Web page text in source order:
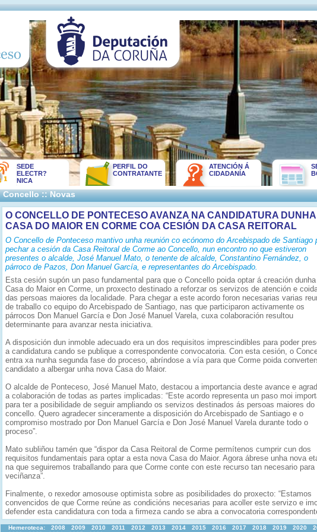
SEDE
ELECTR?
NICA
PERFIL DO
CONTRATANTE
ATENCIÓN Á
CIDADANÍA
Concello :: Novas
O CONCELLO DE PONTECESO AVANZA NA CANDIDATURA DUNHA
CASA DO MAIOR EN CORME COA CESIÓN DA CASA REITORAL
O Concello de Ponteceso mantivo unha reunión co ecónomo do Arcebispado de Santiago
pechar a cesión da Casa Reitoral de Corme ao Concello, nun encontro no que estiveron
presentes o alcalde, José Manuel Mato, o tenente de alcalde, Constantino Fernández, o
párroco de Pazos, Don Manuel García, e representantes do Arcebispado.
Esta cesión supón un paso fundamental para que o Concello poida optar á creación
Casa do Maior en Corme, un proxecto destinado a reforzar os servizos de atención e
das persoas maiores da localidade. Para chegar a este acordo foron necesarias varias
de traballo co equipo do Arcebispado de Santiago, nas que participaron activamente os
párrocos Don Manuel García e Don José Manuel Varela, cuxa colaboración resultou
determinante para avanzar nesta iniciativa.
A disposición dun inmoble adecuado era un dos requisitos imprescindibles para poder
a candidatura cando se publique a correspondente convocatoria. Con esta cesión, o
entra xa nunha segunda fase do proceso, abríndose a vía para que Corme poida
candidato a albergar unha nova Casa do Maior.
O alcalde de Ponteceso, José Manuel Mato, destacou a importancia deste avance e
a colaboración de todas as partes implicadas: “Este acordo representa un paso moi
para ter a posibilidade de seguir ampliando os servizos destinados ás persoas maiores do
concello. Quero agradecer sinceramente a disposición do Arcebispado de Santiago e o
compromiso mostrado por Don Manuel García e Don José Manuel Varela durante todo o
proceso”.
Mato subliñou tamén que “dispor da Casa Reitoral de Corme permítenos cumprir cun dos
requisitos fundamentais para optar a esta nova Casa do Maior. Agora ábrese unha nova
na que seguiremos traballando para que Corme conte con este recurso tan necesario para
veciñanza”.
Finalmente, o rexedor amosouse optimista sobre as posibilidades do proxecto: “Estamos
convencidos de que Corme reúne as condicións necesarias para acoller este servizo e
defender esta candidatura con toda a firmeza cando se abra a convocatoria
Hemeroteca: 2008 2009 2010 2011 2012 2013 2014 2015 2016 2017 2018 2019 2020